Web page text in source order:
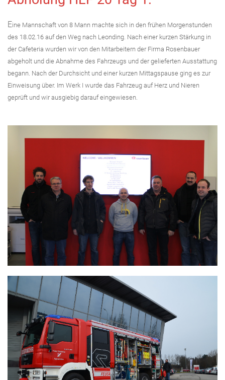
Eine Mannschaft von 8 Mann machte sich in den frühen Morgenstunden
des 18.02.16 auf den Weg nach Leonding. Nach einer kurzen Stärkung in
der Cafeteria wurden wir von den Mitarbeitern der Firma Rosenbauer
abgeholt und die Abnahme des Fahrzeugs und der gelieferten Ausstattung
begann. Nach der Durchsicht und einer kurzen Mittagspause ging es zur
Einweisung über. Im Werk I wurde das Fahrzeug auf Herz und Nieren
geprüft und wir ausgiebig darauf eingewiesen.